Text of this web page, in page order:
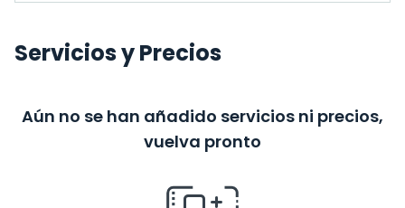
Servicios y Precios
Aún no se han añadido servicios ni precios,
vuelva pronto